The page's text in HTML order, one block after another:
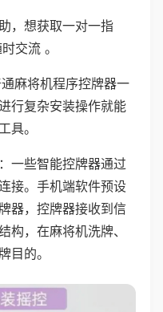
，想获取一对一指
交流 。
麻将机程序控牌器一
行复杂安装操作就能
具。
一些智能控牌器通过
接。手机端软件预设
器，控牌器接收到信
构，在麻将机洗牌、
目的。